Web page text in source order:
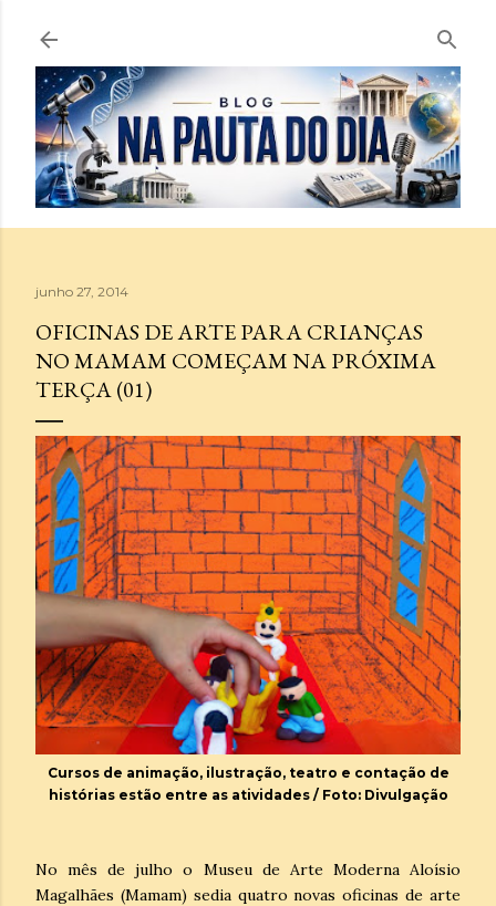
Pular para o conteúdo principal
junho 27, 2014
OFICINAS DE ARTE PARA CRIANÇAS
NO MAMAM COMEÇAM NA PRÓXIMA
TERÇA (01)
Cursos de animação, ilustração, teatro e contação de
histórias estão entre as atividades / Foto: Divulgação
No mês de julho o Museu de Arte Moderna Aloísio
Magalhães (Mamam) sedia quatro novas oficinas de arte